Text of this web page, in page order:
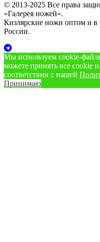
© 2013-2025 Все права
«Галерея ножей».
Кизлярские ножи оптом и в
России.
Мы используем
можете принять все cookie
соответствии с нашей
Принимаю